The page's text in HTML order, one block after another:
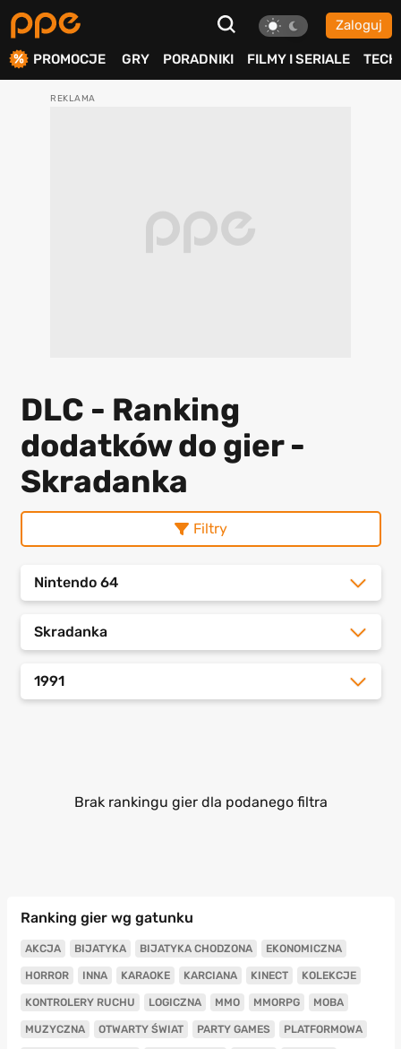
Zaloguj
PROMOCJE GRY PORADNIKI FILMY I SERIALE TECH
DLC - Ranking
dodatków do gier -
Skradanka
Filtry
Nintendo 64
Skradanka
1991
Brak rankingu gier dla podanego filtra
Ranking gier wg gatunku
AKCJA BIJATYKA BIJATYKA CHODZONA EKONOMICZNA
HORROR INNA KARAOKE KARCIANA KINECT KOLEKCJE
KONTROLERY RUCHU LOGICZNA MMO MMORPG MOBA
MUZYCZNA OTWARTY ŚWIAT PARTY GAMES PLATFORMOWA